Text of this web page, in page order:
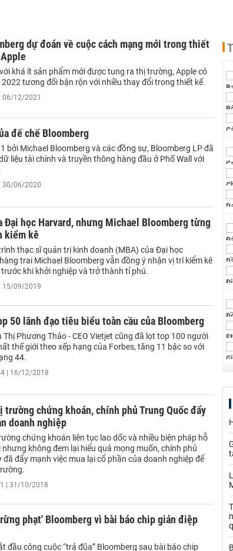
dự đoán về cuộc cách mạng mới trong thiết
khá ít sản phẩm mới được tung ra thị trường, Apple có
tương đối bận rộn với nhiều thay đổi trong thiết kế.
06/12/2021
đế chế Bloomberg
bởi Michael Bloomberg và các đồng sự, Bloomberg LP đã
liệu tài chính và truyền thông hàng đầu ở Phố Wall với
30/06/2020
Đại học Harvard, nhưng Michael Bloomberg từng
kiểm kê
thạc sĩ quản trị kinh doanh (MBA) của Đại học
trai Michael Bloomberg vẫn đồng ý nhận vị trí kiểm kê
khi khởi nghiệp và trở thành tỉ phú.
15/09/2019
50 lãnh đạo tiêu biểu toàn cầu của Bloomberg
Thị Phương Thảo - CEO Vietjet cũng đã lọt top 100 người
thế giới theo xếp hạng của Forbes, tăng 11 bậc so với
44.
| 16/12/2018
chứng khoán, chính phủ Trung Quốc đẩy
doanh nghiệp
chứng khoán liên tục lao dốc và nhiều biện pháp hỗ
không đem lại hiểu quả mong muốn, chính phủ
đã đẩy mạnh việc mua lại cổ phần của doanh nghiệp để
| 31/10/2018
phạt' Bloomberg vì bài báo chip gián điệp
đầu công cuộc “trả đũa” Bloomberg sau bài báo chip